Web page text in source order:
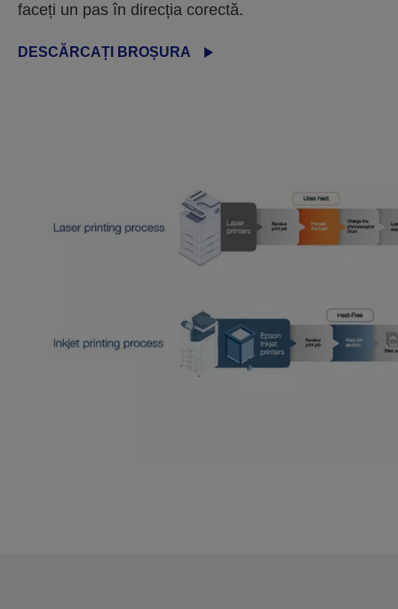
faceți un pas în direcția corectă.
DESCĂRCAȚI BROȘURA